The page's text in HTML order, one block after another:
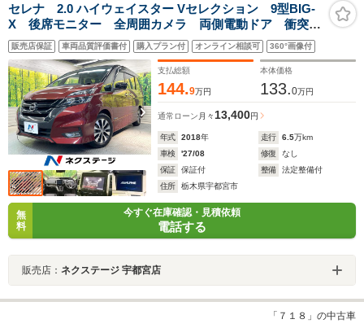
セレナ 2.0 ハイウェイスター Vセレクション 9型BIG-
X 後席モニター 全周囲カメラ 両側電動ドア 衝突被
害軽減システム レーダークルーズ 禁煙車 コーナー
センサー スマートキー LEDヘッド ビルトイン
ETC 純正16インチアルミ
販売店保証 車両品質評価書付 購入プラン付 オンライン相談可 360°画像付
支払総額
144.9万円
本体価格
133.0万円
通常ローン 月々 13,400円
年式 2018年 走行 6.5万km
車検
'27/08 修復
なし
保証
保証付 整備
法定整備付
住所
栃木県宇都宮市
無
料
今すぐ在庫確認・見積依頼
電話する
販売店： ネクステージ 宇都宮店
「７１８」の中古車